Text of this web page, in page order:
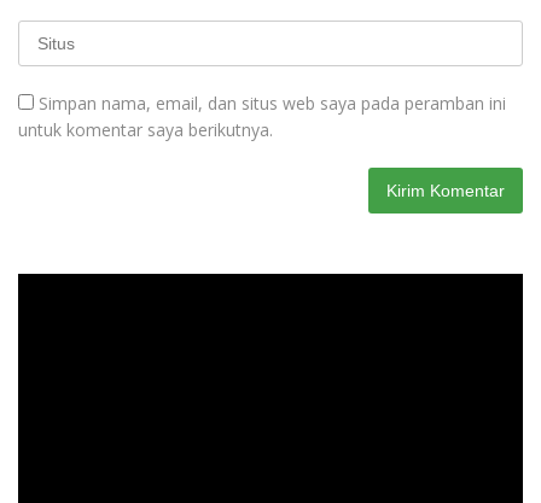
Simpan nama, email, dan situs web saya pada peramban ini
untuk komentar saya berikutnya.